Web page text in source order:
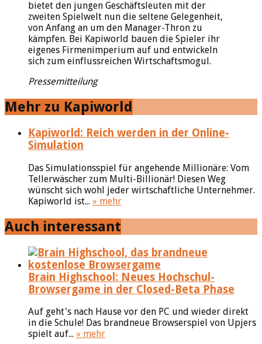
bietet den jungen Geschäftsleuten mit der
zweiten Spielwelt nun die seltene Gelegenheit,
von Anfang an um den Manager-Thron zu
kämpfen. Bei Kapiworld bauen die Spieler ihr
eigenes Firmenimperium auf und entwickeln
sich zum einflussreichen Wirtschaftsmogul.
Pressemitteilung
Mehr zu Kapiworld
Kapiworld: Reich werden in der Online-
Simulation
Das Simulationsspiel für angehende Millionäre: Vom
Tellerwäscher zum Multi-Billionär! Diesen Weg
wünscht sich wohl jeder wirtschaftliche Unternehmer.
Kapiworld ist... » mehr
Auch interessant
Brain Highschool: Neues Hochschul-
Browsergame in der Closed-Beta Phase
Auf geht's nach Hause vor den PC und wieder direkt
in die Schule! Das brandneue Browserspiel von Upjers
spielt auf... » mehr